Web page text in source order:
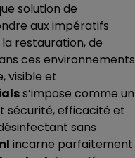
solution de
aux impératifs
restauration, de
ces environnements
visible et
s’impose comme un
sécurité, efficacité et
sans
incarne parfaitement